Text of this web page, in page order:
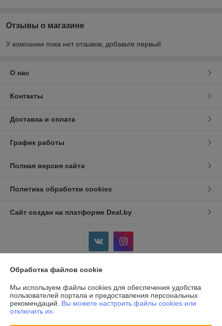
Отзывы о магазине
У компании пока нет отзывов, добавьте первый
О нас
Контакты
Доставка и оплата
График работы
Полная версия сайта
Политика обработки cookies
Сайт создан на платформе Deal.by
Индивидуальный предприниматель:ИП Дершлекас Виктор
Викторович
г. Гродно, ул. Ожешко, д.49, кв. 2.
Регистрационный номер ЕГР: 500486711
Обработка файлов cookie
Мы используем файлы cookies для обеспечения удобства
пользователей портала и предоставления персональных
рекомендаций. Вы можете настроить файлы cookies или
отключить их.